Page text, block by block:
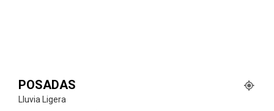
POSADAS
Lluvia Ligera